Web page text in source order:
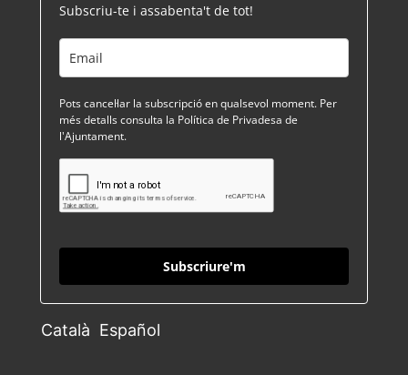
Subscriu-te i assabenta't de tot!
Pots cancel·lar la subscripció en qualsevol moment. Per
més detalls consulta la Política de Privadesa de
l'Ajuntament.
Subscriure'm
Català Español